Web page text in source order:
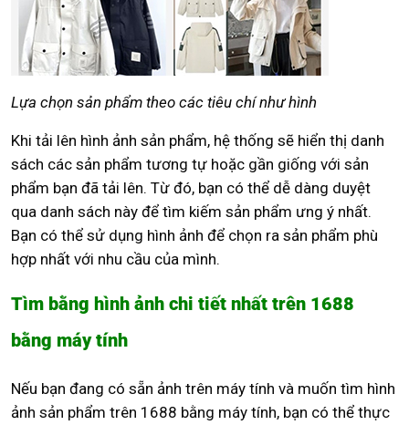
Lựa chọn sản phẩm theo các tiêu chí như hình
Khi tải lên hình ảnh sản phẩm, hệ thống sẽ hiển thị danh
sách các sản phẩm tương tự hoặc gần giống với sản
phẩm bạn đã tải lên. Từ đó, bạn có thể dễ dàng duyệt
qua danh sách này để tìm kiếm sản phẩm ưng ý nhất.
Bạn có thể sử dụng hình ảnh để chọn ra sản phẩm phù
hợp nhất với nhu cầu của mình.
Tìm bằng hình ảnh chi tiết nhất trên 1688
bằng máy tính
Nếu bạn đang có sẵn ảnh trên máy tính và muốn tìm hình
ảnh sản phẩm trên 1688 bằng máy tính, bạn có thể thực